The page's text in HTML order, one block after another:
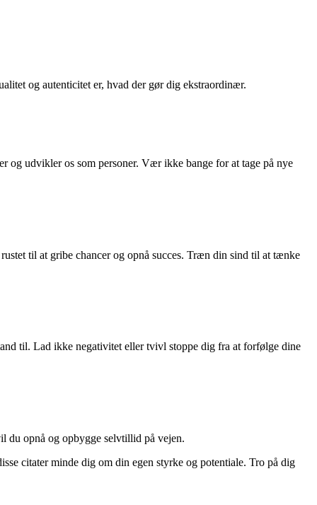
og autenticitet er, hvad der gør dig ekstraordinær.
og udvikler os som personer. Vær ikke bange for at tage på nye
til at gribe chancer og opnå succes. Træn din sind til at tænke
til. Lad ikke negativitet eller tvivl stoppe dig fra at forfølge dine
du opnå og opbygge selvtillid på vejen.
citater minde dig om din egen styrke og potentiale. Tro på dig